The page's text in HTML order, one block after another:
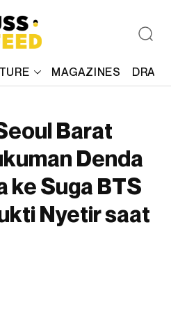
MAGAZINES
Barat
Denda
ke Suga BTS
Nyetir saat